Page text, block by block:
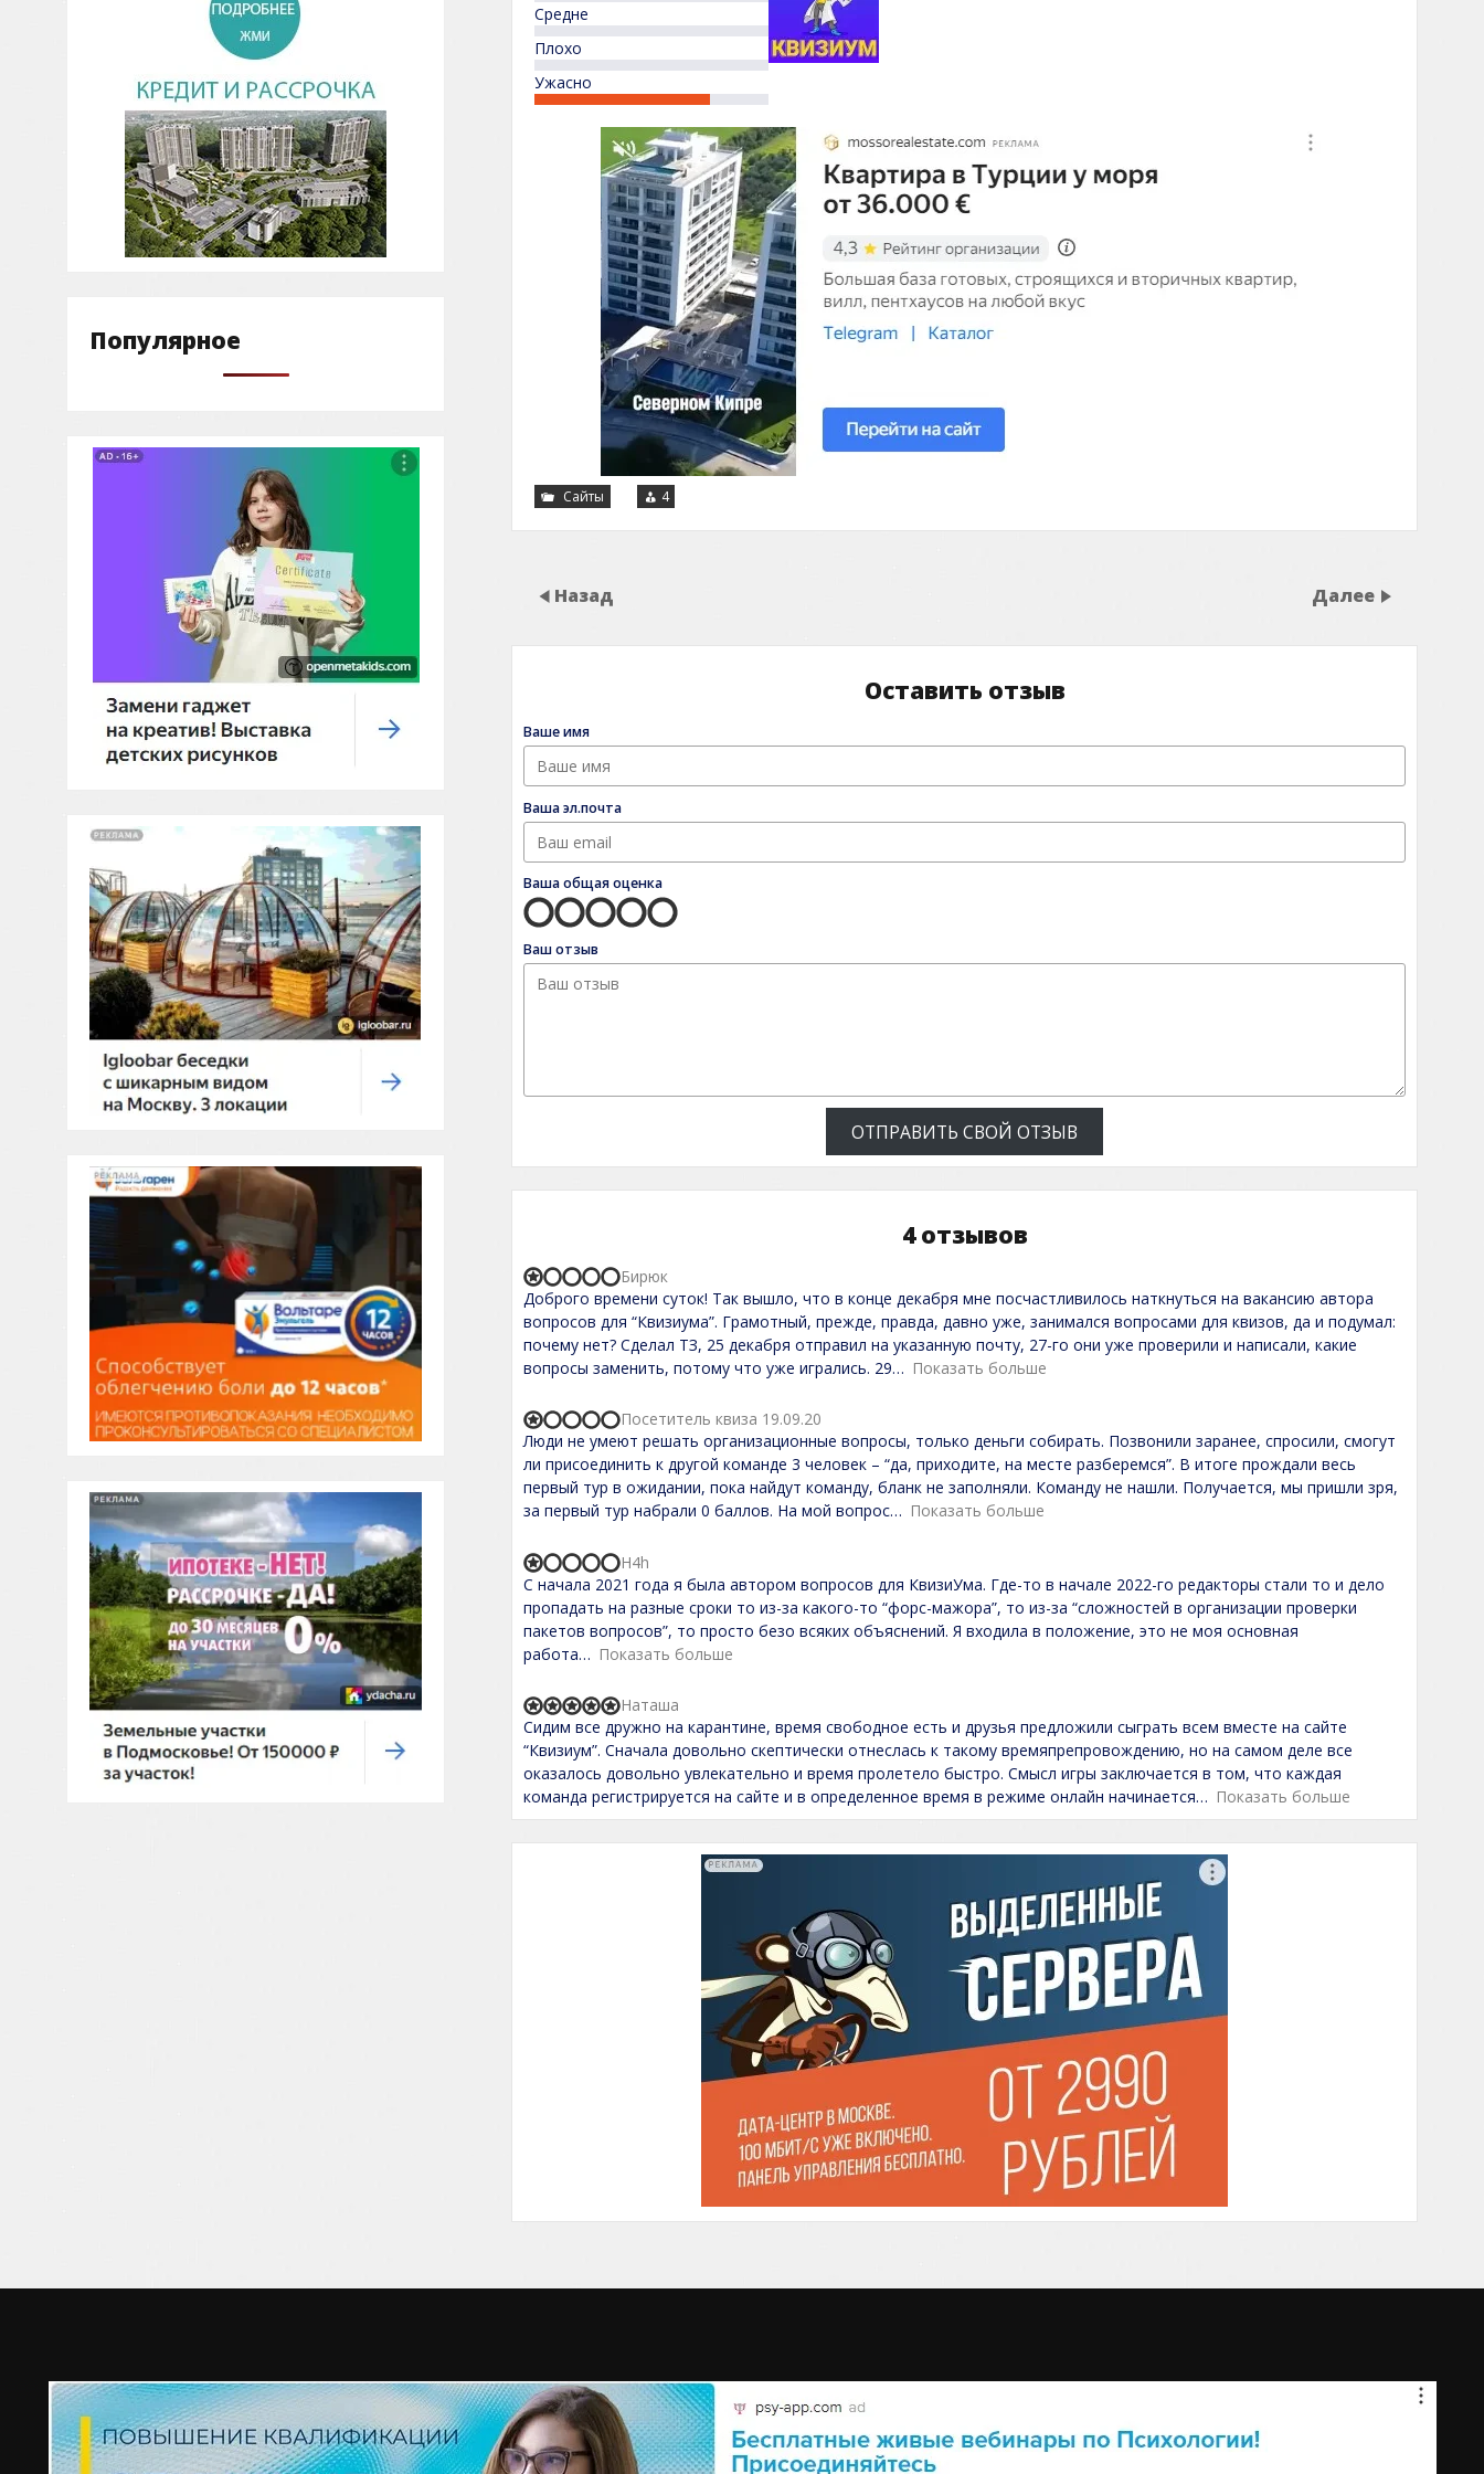
Средне
Плохо
Ужасно
Сайты 4
Назад Далее
Оставить отзыв
Ваше имя
Ваша эл.почта
Ваша общая оценка
Ваш отзыв
ОТПРАВИТЬ СВОЙ ОТЗЫВ
4 отзывов
R
a
t
d
1
0
o
u
t
o
f
5
Доброго времени суток! Так вышло, что в конце декабря мне посчастливилось наткнуться на вакансию автора
вопросов для “Квизиума”. Грамотный, прежде, правда, давно уже, занимался вопросами для квизов, да и подумал:
почему нет? Сделал ТЗ, 25 декабря отправил на указанную почту, 27-го они уже проверили и написали, какие
вопросы заменить, потому что уже игрались. 29
Показать больше
Бирюк
R
a
t
e
d
1
0
o
u
t
o
f
5
Люди не умеют решать организационные вопросы, только деньги собирать. Позвонили заранее, спросили, смогут
ли присоединить к другой команде 3 человек – “да, приходите, на месте разберемся”. В итоге прождали весь
первый тур в ожидании, пока найдут команду, бланк не заполняли. Команду не нашли. Получается, мы пришли зря,
за первый тур набрали 0 баллов. На мой вопрос
Показать больше
Посетитель квиза 19.09.20
R
a
t
e
d
1
0
o
u
t
o
f
5
С начала 2021 года я была автором вопросов для КвизиУма. Где-то в начале 2022-го редакторы стали то и дело
пропадать на разные сроки то из-за какого-то “форс-мажора”, то из-за “сложностей в организации проверки
пакетов вопросов”, то просто безо всяких объяснений. Я входила в положение, это не моя основная
работа
Показать больше
H4h
R
a
t
e
d
5
,
Сидим все дружно на карантине, время свободное есть и друзья предложили сыграть всем вместе на сайте
“Квизиум”. Сначала довольно скептически отнеслась к такому времяпрепровождению, но на самом деле все
оказалось довольно увлекательно и время пролетело быстро. Смысл игры заключается в том, что каждая
команда регистрируется на сайте и в определенное время в режиме онлайн начинается
Показать больше
Наташа
Популярное